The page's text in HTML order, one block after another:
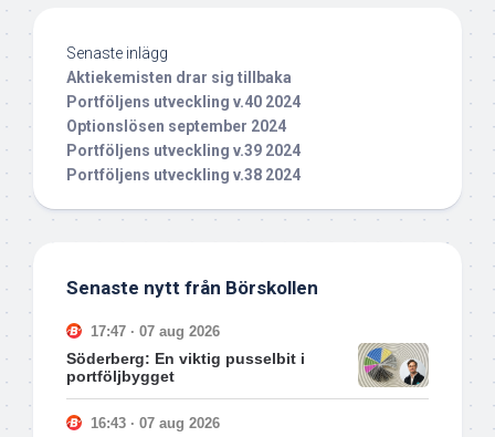
Senaste inlägg
Aktiekemisten drar sig tillbaka
Portföljens utveckling v.40 2024
Optionslösen september 2024
Portföljens utveckling v.39 2024
Portföljens utveckling v.38 2024
Senaste nytt från Börskollen
17:47 · 07 aug 2026
Söderberg: En viktig pusselbit i
portföljbygget
16:43 · 07 aug 2026